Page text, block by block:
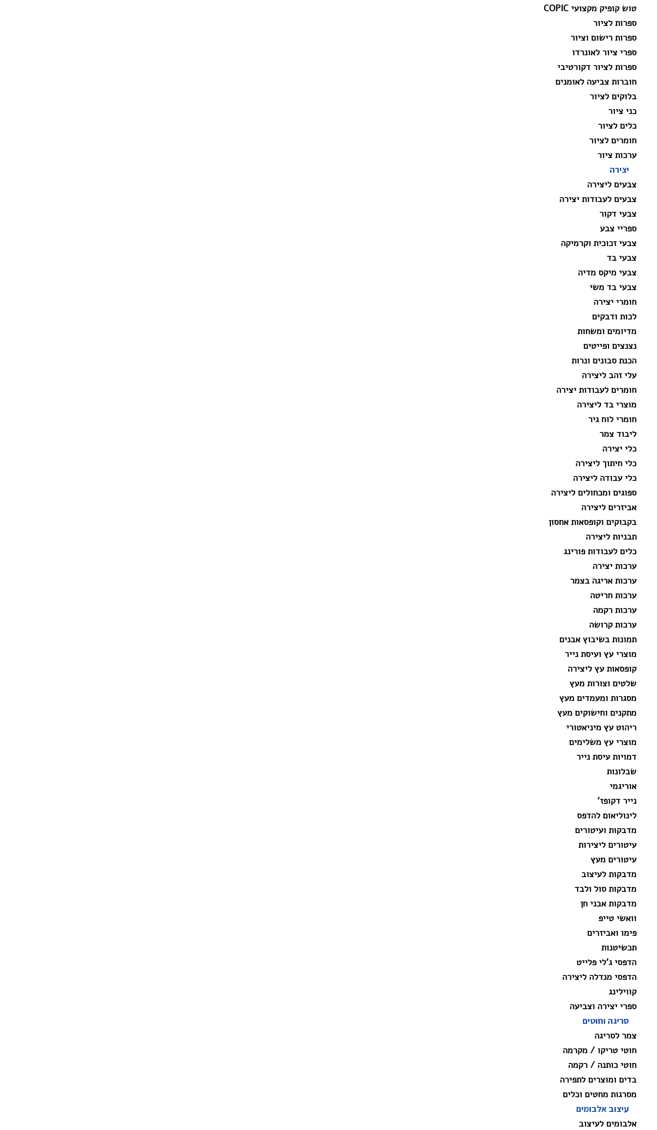
טוש קופיק מקצועי COPIC
ספרות לציור
ספרות רישום וציור
ספרי ציור לאונרדו
ספרות לציור דקורטיבי
חוברות צביעה לאומנים
בלוקים לציור
כני ציור
כלים לציור
חומרים לציור
ערכות ציור
יצירה
צבעים ליצירה
צבעים לעבודות יצירה
צבעי דקור
ספריי צבע
צבעי זכוכית וקרמיקה
צבעי בד
צבעי מיקס מדיה
צבעי בד משי
חומרי יצירה
לכות ודבקים
מדיומים ומשחות
נצנצים ופייטים
הכנת סבונים ונרות
עלי זהב ליצירה
חומרים לעבודות יצירה
מוצרי בד ליצירה
חומרי לוח גיר
ליבוד צמר
כלי יצירה
כלי חיתוך ליצירה
כלי עבודה ליצירה
ספוגים ומכחולים ליצירה
אביזרים ליצירה
בקבוקים וקופסאות אחסון
תבניות ליצירה
כלים לעבודות פורינג
ערכות יצירה
ערכות אריגה בצמר
ערכות חריטה
ערכות רקמה
ערכות קרושה
תמונות בשיבוץ אבנים
מוצרי עץ ועיסת נייר
קופסאות עץ ליצירה
שלטים וצורות מעץ
מסגרות ומעמדים מעץ
מתקנים וחישוקים מעץ
ריהוט עץ מיניאטורי
מוצרי עץ משלימים
דמויות עיסת נייר
שבלונות
אוריגמי
נייר דקופז'
לינוליאום להדפס
מדבקות ועיטורים
עיטורים ליצירות
עיטורים מעץ
מדבקות לעיצוב
מדבקות סול ולבד
מדבקות אבני חן
וואשי טייפ
פימו ואביזרים
תכשיטנות
הדפסי ג'לי פלייט
הדפסי מנדלה ליצירה
קווילינג
ספרי יצירה וצביעה
סריגה וחוטים
צמר לסריגה
חוטי טריקו / מקרמה
חוטי כותנה / רקמה
בדים ומוצרים לתפירה
מסרגות מחטים וכלים
עיצוב אלבומים
אלבומים לעיצוב